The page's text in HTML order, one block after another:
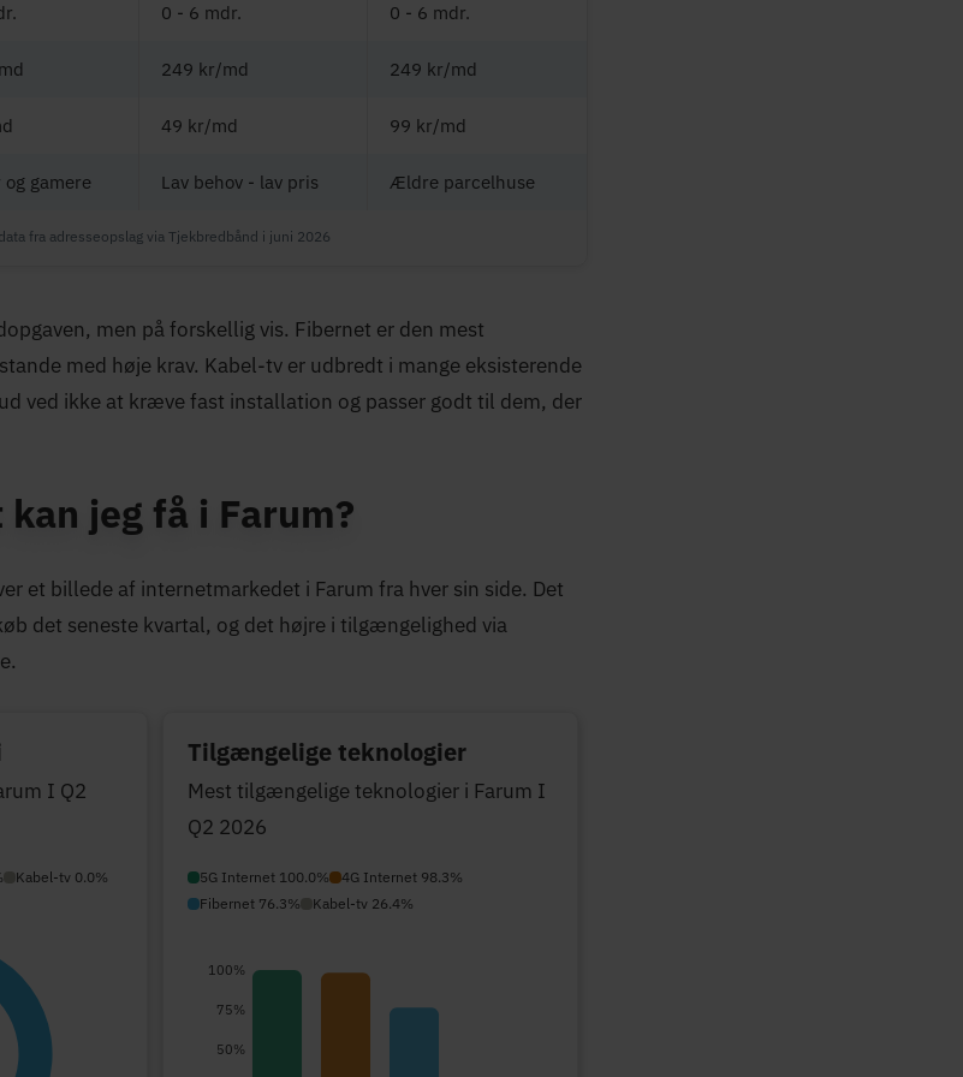
0 - 6 mdr. 0 - 6 mdr.
249 kr/md 249 kr/md
49 kr/md 99 kr/md
og gamere Lav behov - lav pris Ældre parcelhuse
fra adresseopslag via Tjekbredbånd i juni 2026
men på forskellig vis. Fibernet er den mest
med høje krav. Kabel-tv er udbredt i mange eksisterende
ved ikke at kræve fast installation og passer godt til dem, der
jeg få i Farum?
et billede af internetmarkedet i Farum fra hver sin side. Det
det seneste kvartal, og det højre i tilgængelighed via
I Q2
Kabel-tv 0.0%
Tilgængelige teknologier
Mest tilgængelige teknologier i Farum I
Q2 2026
5G Internet 100.0%
4G Internet 98.3%
Fibernet 76.3%
Kabel-tv 26.4%
100%
75%
50%